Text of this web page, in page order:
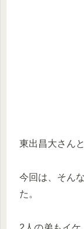
東出昌大さん
今回は、そんな
た。